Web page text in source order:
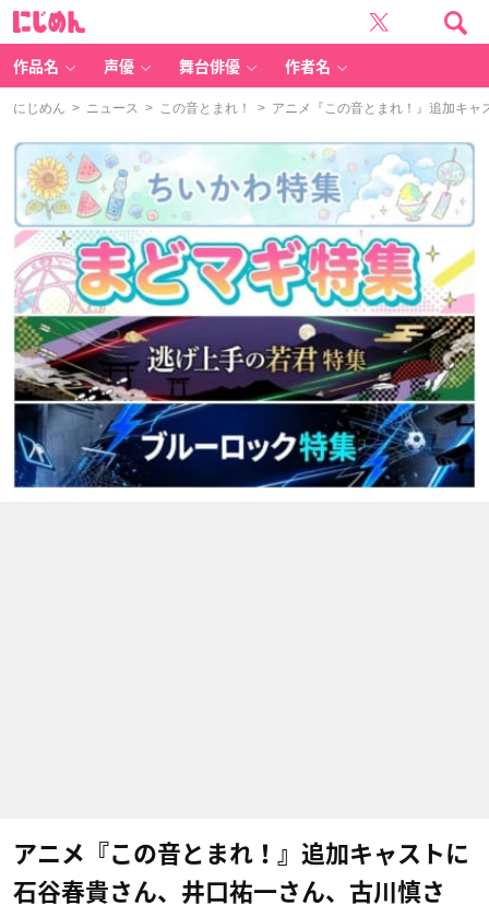
作品名 声優 舞台俳優 作者名
にじめん > ニュース > この音とまれ！ > アニメ『この音とまれ！』追加キャ
アニメ『この音とまれ！』追加キャストに
石谷春貴さん、井口祐一さん、古川慎さ